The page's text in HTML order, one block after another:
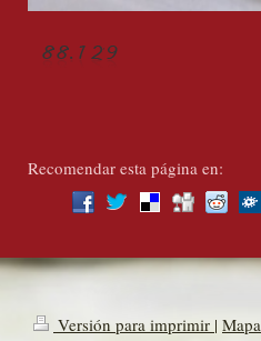
Recomendar esta página en:
Versión para imprimir | Mapa